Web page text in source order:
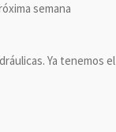
semana
Ya tenemos el